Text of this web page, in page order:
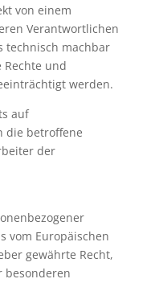
von einem
Verantwortlichen
technisch machbar
und
werden.
auf
die betroffene
der
vom Europäischen
gewährte Recht,
besonderen